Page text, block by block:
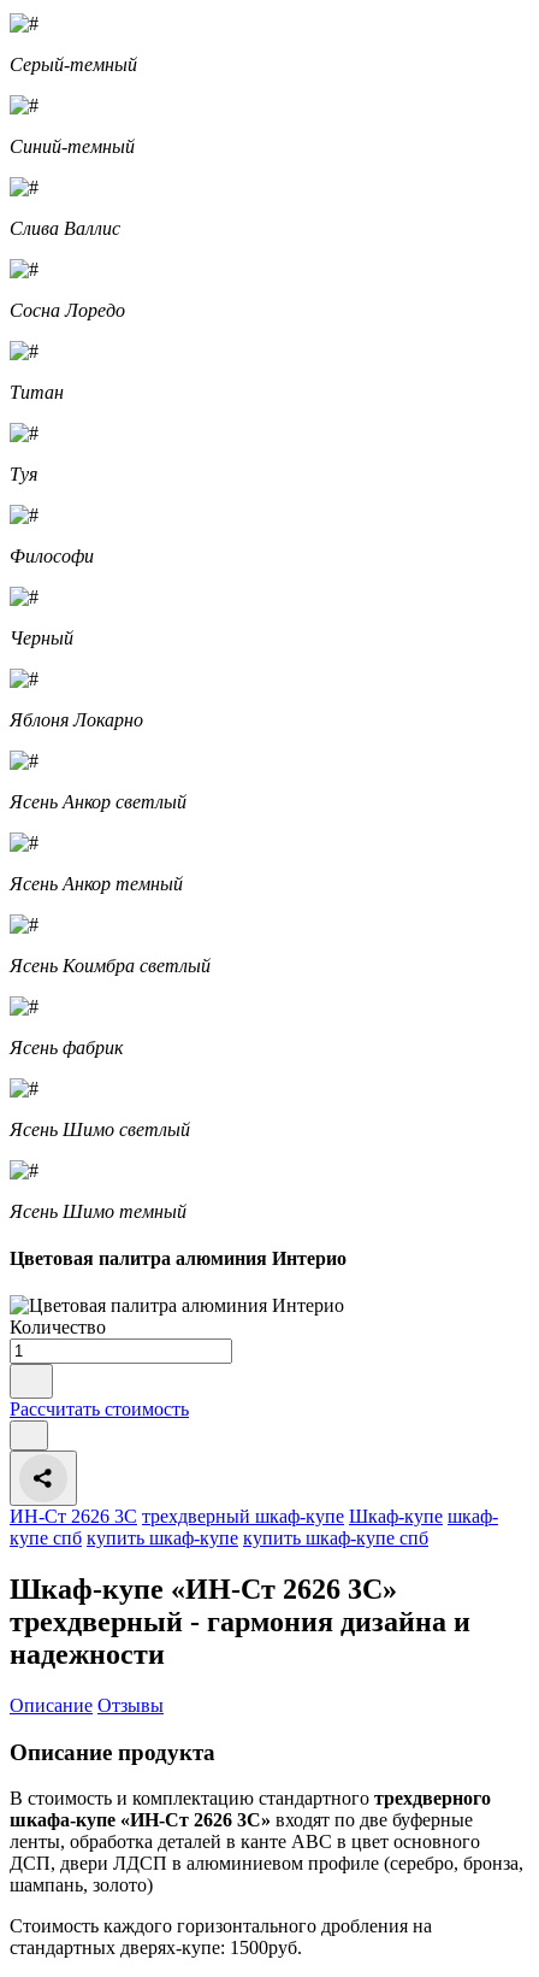
Серый-темный
Синий-темный
Слива Валлис
Сосна Лоредо
Титан
Туя
Философи
Черный
Яблоня Локарно
Ясень Анкор светлый
Ясень Анкор темный
Ясень Коимбра светлый
Ясень фабрик
Ясень Шимо светлый
Ясень Шимо темный
Цветовая палитра алюминия Интерио
Количество
Рассчитать стоимость
ИН-Ст 2626 3С трехдверный шкаф-купе Шкаф-купе шкаф-
купе спб купить шкаф-купе купить шкаф-купе спб
Шкаф-купе «ИН-Ст 2626 3С»
трехдверный - гармония дизайна и
надежности
Описание Отзывы
Описание продукта
В стоимость и комплектацию стандартного трехдверного
шкафа-купе «ИН-Ст 2626 3С» входят по две буферные
ленты, обработка деталей в канте АВС в цвет основного
ДСП, двери ЛДСП в алюминиевом профиле (серебро, бронза,
шампань, золото)
Стоимость каждого горизонтального дробления на
стандартных дверях-купе: 1500руб.